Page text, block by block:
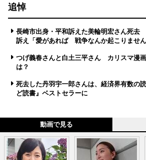
追悼
長崎市出身・平和訴えた美輪明宏さん死去
訴え「愛があれば 戦争なんか起こりません
つげ義春さんと白土三平さん カリスマ漫
は？
死去した丹羽宇一郎さんは、経済界有数の
ど読書』ベストセラーに
動画で見る